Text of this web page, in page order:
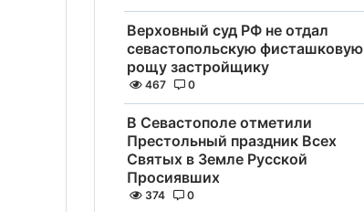
Верховный суд РФ не отдал
севастопольскую фисташковую
рощу застройщику
467 0
В Севастополе отметили
Престольный праздник Всех
Святых в Земле Русской
Просиявших
374 0